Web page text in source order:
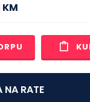
KM
NA RATE